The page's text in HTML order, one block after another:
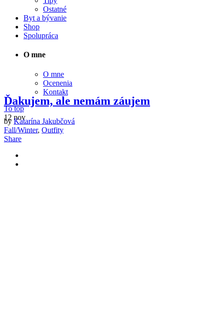
Ostatné
Byt a bývanie
Shop
Spolupráca
O mne
O mne
Ocenenia
Kontakt
To top
12 nov
Ďakujem, ale nemám záujem
by Katarína Jakubčová
Fall/Winter, Outfity
Share